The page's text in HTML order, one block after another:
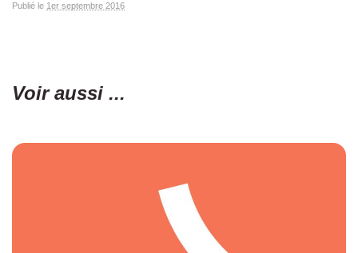
Publié le 1er septembre 2016
Voir aussi ...